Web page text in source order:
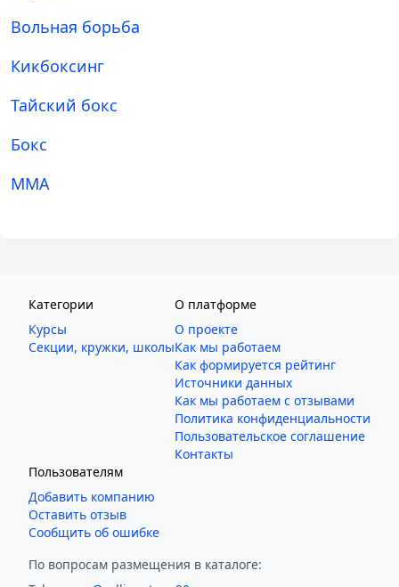
Вольная борьба
Кикбоксинг
Тайский бокс
Бокс
ММА
Категории
Курсы
Секции, кружки, школы
О платформе
О проекте
Как мы работаем
Как формируется рейтинг
Источники данных
Как мы работаем с отзывами
Политика конфиденциальности
Пользовательское соглашение
Контакты
Пользователям
Добавить компанию
Оставить отзыв
Сообщить об ошибке
По вопросам размещения в каталоге: